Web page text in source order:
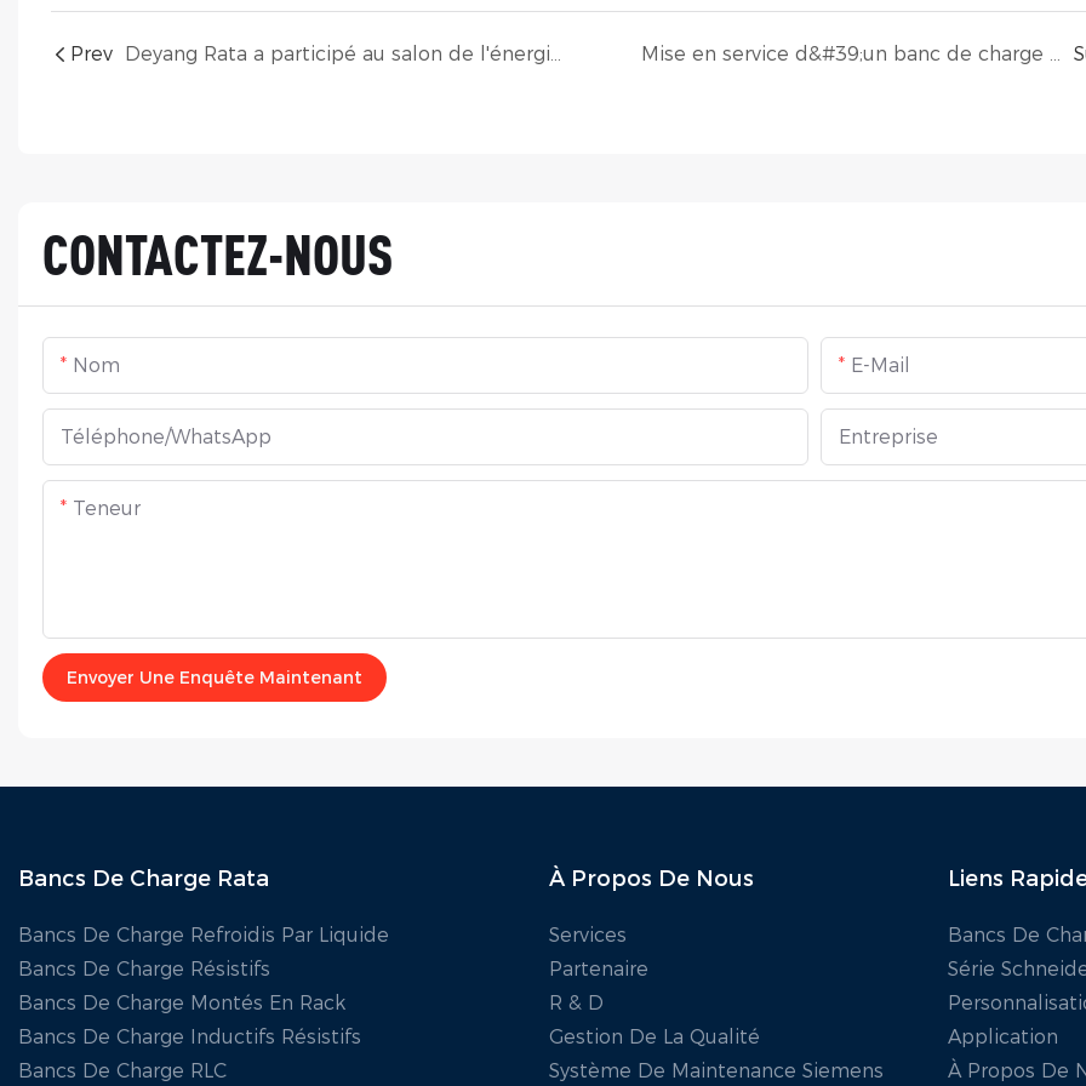
Prev Deyang Rata a participé au salon de l'énergie de Dubaï au Moyen-Orient Mise en service d&#39;un banc de charge résistif/réactif de 3750 kVA pour des essais avancés de générateurs
CONTACTEZ-NOUS
Nom E-Mail
Téléphone/WhatsApp Entreprise
Teneur
Envoyer Une Enquête Maintenant
Bancs De Charge Rata
Bancs De Charge Refroidis Par Liquide
Bancs De Charge Résistifs
Bancs De Charge Montés En Rack
Bancs De Charge Inductifs Résistifs
Bancs De Charge RLC
À Propos De Nous
Services
Partenaire
R & D
Gestion De La Qualité
Système De Maintenance Siemens
Liens
Bancs De
Série
Application
À Propos De